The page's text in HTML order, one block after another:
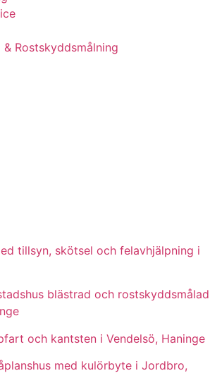
Rostskyddsmålning
tillsyn, skötsel och felavhjälpning i
blästrad och rostskyddsmålad
och kantsten i Vendelsö, Haninge
med kulörbyte i Jordbro,